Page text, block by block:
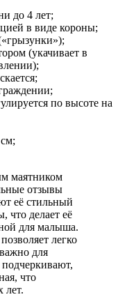
до 4 лет;
в виде короны;
(укачивает в
по высоте на
маятником
отзывы
её стильный
что делает её
для малыша.
легко
для
что
лет.